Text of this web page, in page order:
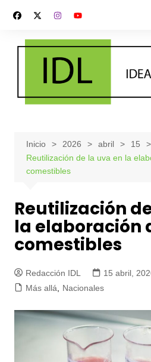
contenido
Inicio 2026 abril
15
Reutilización de la uva en la
comestibles
Reutilización
la elaboración
comestibles
Redacción IDL
15 abril,
Más allá, Nacionales